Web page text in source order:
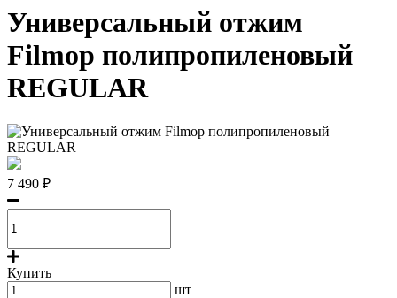
Универсальный отжим
Filmop полипропиленовый
REGULAR
7 490 ₽
Купить
шт